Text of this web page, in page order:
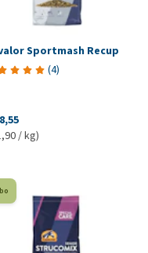
Sportmash Recup
(4)
/ kg)